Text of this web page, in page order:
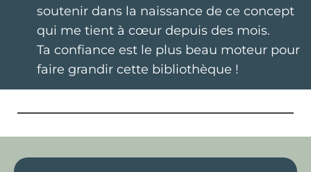
soutenir dans la naissance de ce concept
qui me tient à cœur depuis des mois.
Ta confiance est le plus beau moteur pour
faire grandir cette bibliothèque !